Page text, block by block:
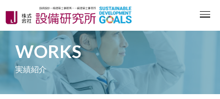
WORKS
実績紹介